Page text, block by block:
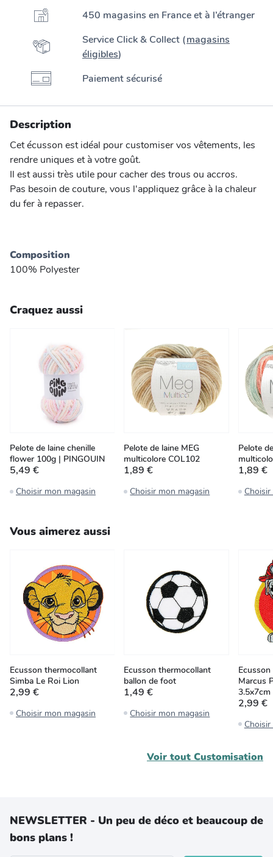
450 magasins en France et à l’étranger
Service Click & Collect (magasins
éligibles)
Paiement sécurisé
Description
Cet écusson est idéal pour customiser vos vêtements, les
rendre uniques et à votre goût.
Il est aussi très utile pour cacher des trous ou accros.
Pas besoin de couture, vous l'appliquez grâce à la chaleur
du fer à repasser.
Composition
100% Polyester
Craquez aussi
Pelote de laine chenille
flower 100g | PINGOUIN
5,49 €
Choisir mon magasin
Pelote de laine MEG
multicolore COL102
1,89 €
Choisir mon magasin
Pelote
1,89 €
Vous aimerez aussi
Ecusson thermocollant
Simba Le Roi Lion
2,99 €
Choisir mon magasin
Ecusson thermocollant
ballon de foot
1,49 €
Choisir mon magasin
Marcus
3.5x7cm
2,99 €
Voir tout Customisation
NEWSLETTER - Un peu de déco et beaucoup de
bons plans !